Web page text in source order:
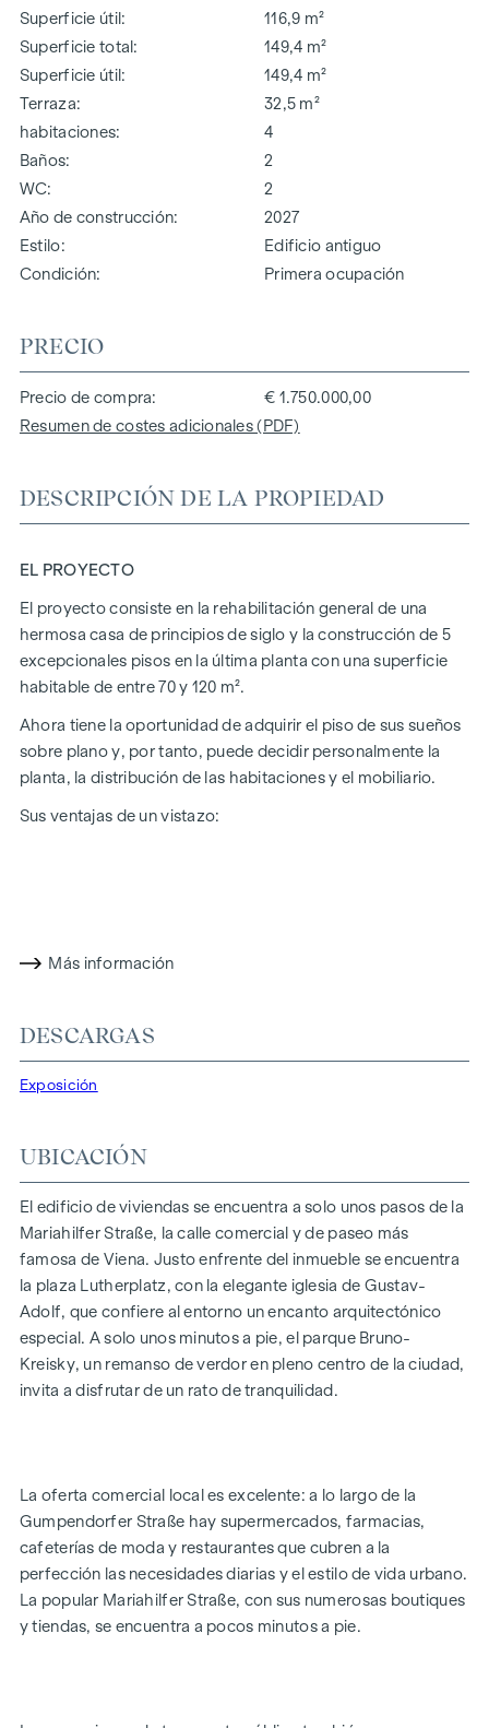
Superficie útil
116,9 m²
Superficie total
149,4 m²
Superficie útil
149,4 m²
Terraza
32,5 m²
habitaciones
4
Baños
2
WC
2
Año de construcción
2027
Estilo
Edificio antiguo
Condición
Primera ocupación
PRECIO
Precio de compra
€ 1.750.000,00
Resumen de costes adicionales (PDF)
DESCRIPCIÓN DE LA PROPIEDAD
EL PROYECTO
El proyecto consiste en la rehabilitación general de una
hermosa casa de principios de siglo y la construcción de 5
excepcionales pisos en la última planta con una superficie
habitable de entre 70 y 120 m².
Ahora tiene la oportunidad de adquirir el piso de sus sueños
sobre plano y, por tanto, puede decidir personalmente la
planta, la distribución de las habitaciones y el mobiliario.
Sus ventajas de un vistazo:
elegantes unidades residenciales. El mobiliario armoniza a la
materiales de alta calidad, los tonos naturales contribuyen
Una selección de suelos de madera de roble, ventanas
suelos de terraza de alta calidad crean una acogedora
sensación de bienestar. Los azulejos de gran formato, la
elegante grifería y las duchas a ras de suelo con chorro de
lluvia completan con estilo los cuartos de baño.
Las innovadoras unidades residenciales se calientan de
forma energéticamente eficiente mediante una bomba de
calor de aire respetuosa con el medio ambiente.
Impresionantes vistas sobre los tejados de Viena
La casa de sus sueños en sus manos | Mobiliario
libremente combinable
5 pisos | 73-119 m² | 2-4 habitaciones
Ubicación de primera cerca de la Mariahilfer Straße
Infraestructura de primera | Conexiones perfectas
Más información
DESCARGAS
Exposición
UBICACIÓN
El edificio de viviendas se encuentra a solo unos pasos de la
Mariahilfer Straße, la calle comercial y de paseo más
famosa de Viena. Justo enfrente del inmueble se encuentra
la plaza Lutherplatz, con la elegante iglesia de Gustav-
Adolf, que confiere al entorno un encanto arquitectónico
especial. A solo unos minutos a pie, el parque Bruno-
Kreisky, un remanso de verdor en pleno centro de la ciudad,
invita a disfrutar de un rato de tranquilidad.
La oferta comercial local es excelente: a lo largo de la
Gumpendorfer Straße hay supermercados, farmacias,
cafeterías de moda y restaurantes que cubren a la
perfección las necesidades diarias y el estilo de vida urbano.
La popular Mariahilfer Straße, con sus numerosas boutiques
y tiendas, se encuentra a pocos minutos a pie.